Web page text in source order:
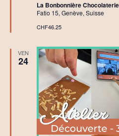
La Bonbonnière
Fatio 15, Genève, Suisse
CHF46.25
VEN
24